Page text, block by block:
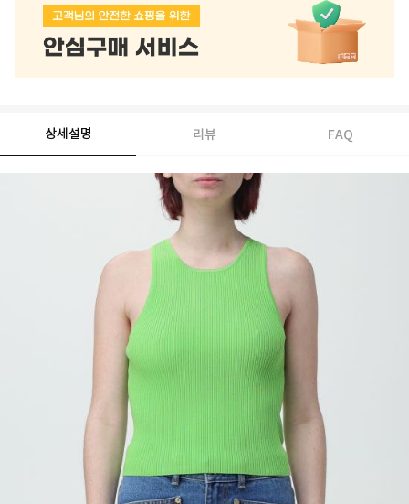
상세설명 리뷰 FAQ